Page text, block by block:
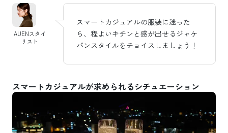
AUENスタイ
リスト
スマートカジュアルの服装に迷った
ら、程よいキチンと感が出せるジャケ
パンスタイルをチョイスしましょう！
スマートカジュアルが求められるシチュエーション